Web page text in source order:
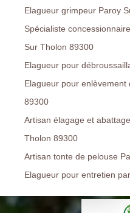
Elagueur grimpeur Paroy
Spécialiste
Sur Tholon 89300
Elagueur pour
Elagueur pour
89300
Artisan élagage et
Tholon 89300
Artisan tonte de pelouse
Elagueur pour entretien